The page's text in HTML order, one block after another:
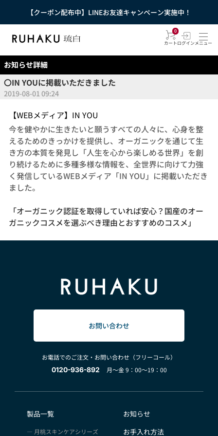
【クーポン配布中】LINEお友達キャンペーン実施中！
0
カートログインメニュー
お知らせ詳細
〇IN YOUに掲載いただきました
2019-08-01 09:24
【WEBメディア】IN YOU
今を健やかに生きたいと願うすべての人々に、心身を整
えるためのきっかけを提供し、オーガニックを通じて生
き方の本質を発見し「人生を心から楽しめる世界」を創
り続けるために多種多様な情報を、全世界に向けて力強
く発信しているWEBメディア「IN YOU」に掲載いただき
ました。
「オーガニック認証を取得していれば安心？国産のオー
ガニックコスメを選ぶべき理由とおすすめのコスメ」
お問い合わせ
お電話でのご注文・お問い合わせ（フリーコール）
0120-936-892
月～金 9：00～19：00
製品一覧
月桃スキンケアシリーズ
お知らせ
お手入れ方法